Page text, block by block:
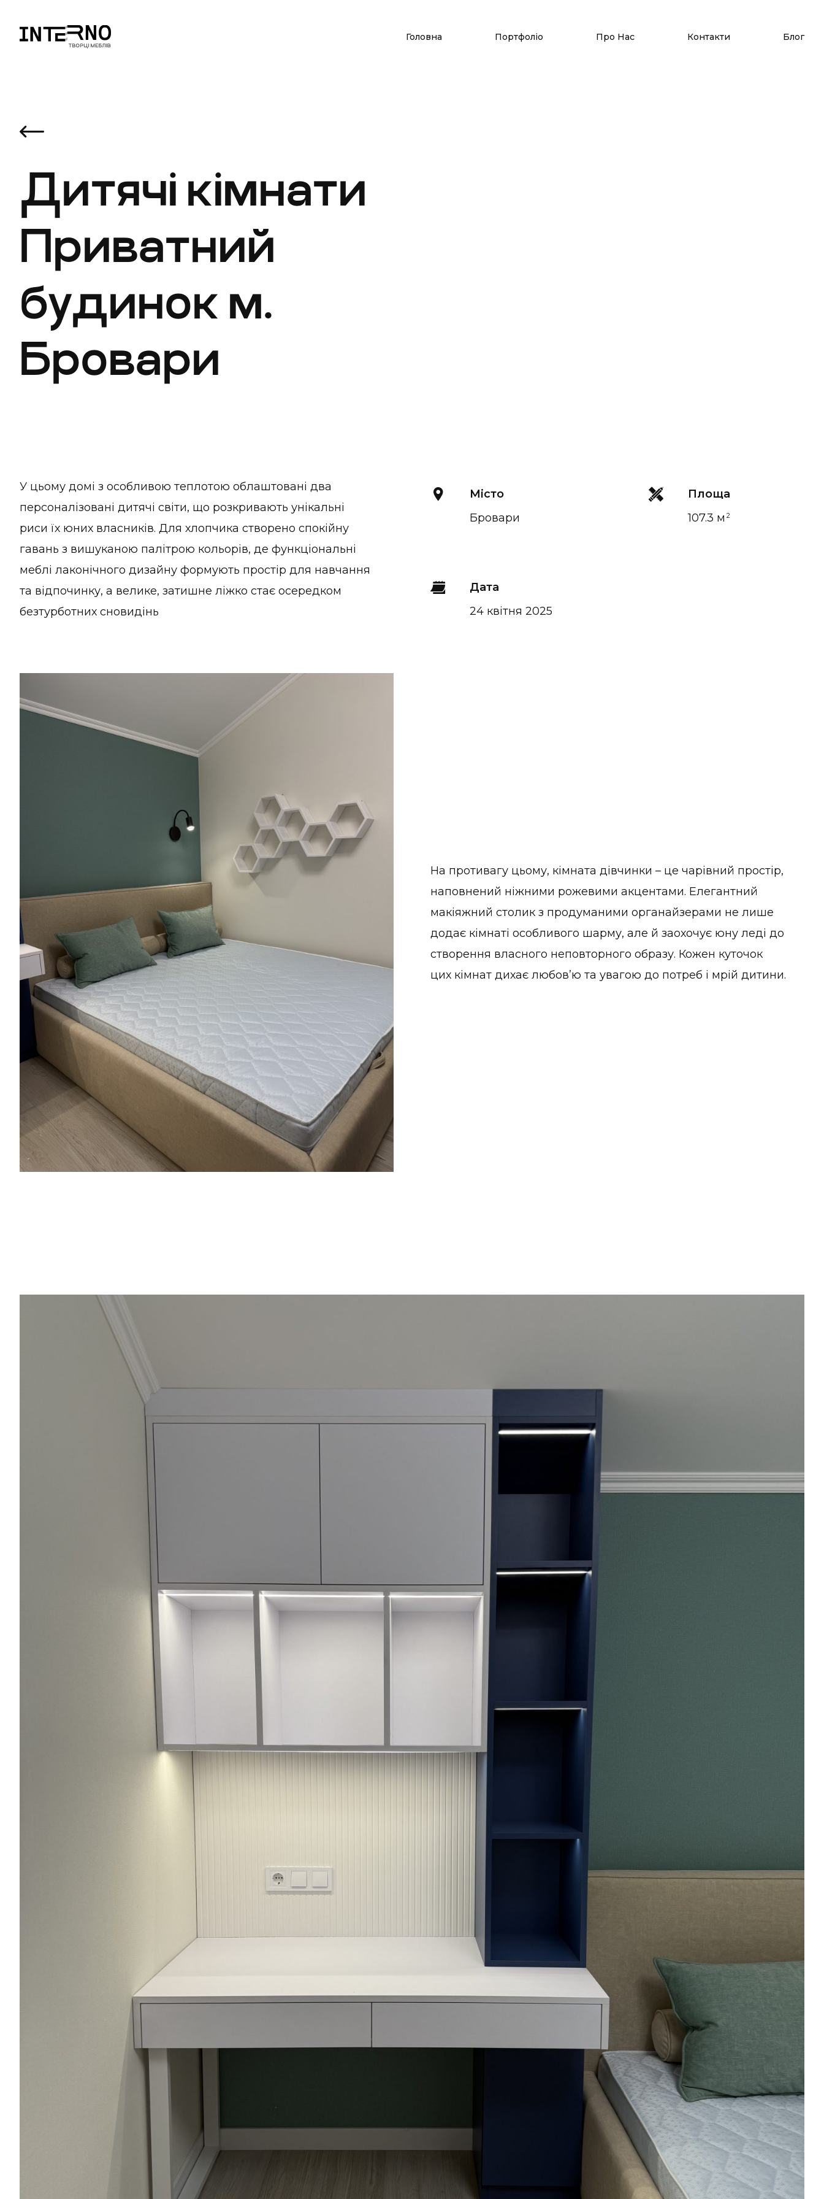
Головна Портфоліо Про Нас Контакти Блог
Дитячі кімнати
Приватний
будинок м.
Бровари
У цьому домі з особливою теплотою облаштовані два
персоналізовані дитячі світи, що розкривають унікальні
риси їх юних власників. Для хлопчика створено спокійну
гавань з вишуканою палітрою кольорів, де функціональні
меблі лаконічного дизайну формують простір для навчання
та відпочинку, а велике, затишне ліжко стає осередком
безтурботних сновидінь
Місто
Бровари
Площа
107.3 м 2
Дата
24 квітня 2025
На противагу цьому, кімната дівчинки – це чарівний простір,
наповнений ніжними рожевими акцентами. Елегантний
макіяжний столик з продуманими органайзерами не лише
додає кімнаті особливого шарму, але й заохочує юну леді до
створення власного неповторного образу. Кожен куточок
цих кімнат дихає любов’ю та увагою до потреб і мрій дитини.